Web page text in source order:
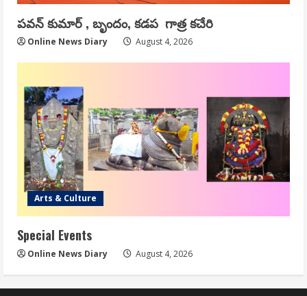
పవన్ కుమార్ , బృందం, కడప గాత్ర కచేరి
Online News Diary August 4, 2026
Arts & Culture
Special Events
Online News Diary August 4, 2026